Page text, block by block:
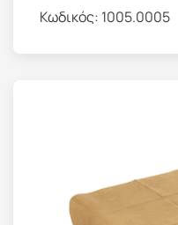
Κωδικός: 1005.0005